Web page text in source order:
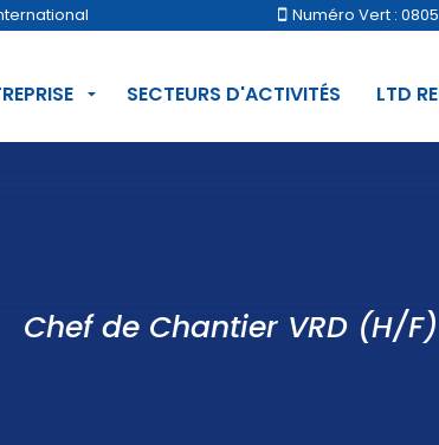
Numéro Vert :
SECTEURS D'ACTIVITÉS LTD
Chef de Chantier VRD (H/F)